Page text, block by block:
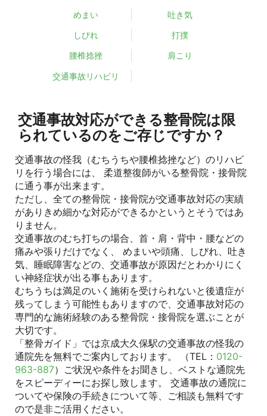
めまい 吐き気
しびれ 打撲
腰椎捻挫 肩こり
交通事故リハビリ
交通事故対応ができる整骨院は限
られているのをご存じですか？
交通事故の怪我（むちうちや腰椎捻挫など）のリハビ
リを行う場合には、 柔道整復師がいる整骨院・接骨院
に通う事が出来ます。
ただし、全ての整骨院・接骨院が交通事故対応の実績
がありきめ細かな対応ができるかというとそうではあ
りません。
交通事故のむち打ちの場合、首・肩・背中・腰などの
痛みや張りだけでなく、 めまいや頭痛、しびれ、吐き
気、睡眠障害などの、交通事故が原因だとわかりにく
い神経症状が出る事もあります。
むちうちは満足のいく施術を受けられないと後遺症が
残ってしまう可能性もありますので、交通事故対応の
専門的な施術経験のある整骨院・接骨院を選ぶことが
大切です。
「整骨ガイド」では京成大久保駅の交通事故の怪我の
通院先を無料でご案内しております。 （TEL： 0120-
963-887）ご状況や条件をお聞きし、ベストな通院先
をスピーディーにお探し致します。 交通事故の通院に
ついてや保険の手続きについて等、ご相談も無料です
ので是非ご活用ください。